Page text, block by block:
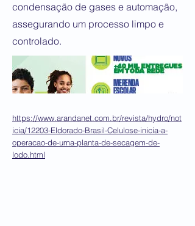
condensação de gases e automação,
assegurando um processo limpo e
controlado.
https://www.arandanet.com.br/revista/hydro/not
icia/12203-Eldorado-Brasil-Celulose-inicia-a-
operacao-de-uma-planta-de-secagem-de-
lodo.html